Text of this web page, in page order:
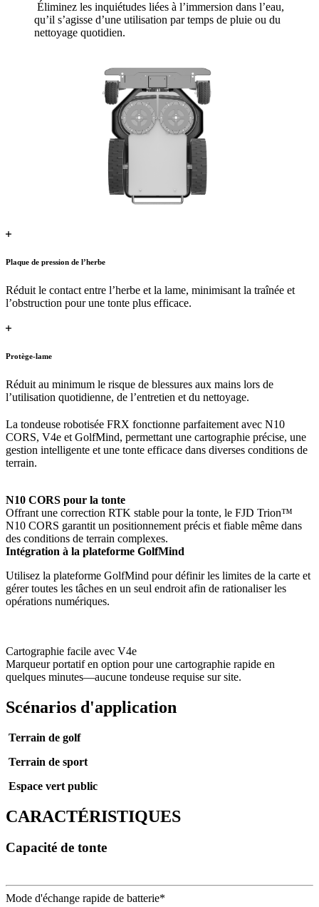
Éliminez les inquiétudes liées à l’immersion dans l’eau,
qu’il s’agisse d’une utilisation par temps de pluie ou du
nettoyage quotidien.
Plaque de pression de l’herbe
Réduit le contact entre l’herbe et la lame, minimisant la traînée et
l’obstruction pour une tonte plus efficace.
Protège-lame
Réduit au minimum le risque de blessures aux mains lors de
l’utilisation quotidienne, de l’entretien et du nettoyage.
La tondeuse robotisée FRX fonctionne parfaitement avec N10
CORS, V4e et GolfMind, permettant une cartographie précise, une
gestion intelligente et une tonte efficace dans diverses conditions de
terrain.
N10 CORS pour la tonte
Offrant une correction RTK stable pour la tonte, le FJD Trion™
N10 CORS garantit un positionnement précis et fiable même dans
des conditions de terrain complexes.
Intégration à la plateforme GolfMind
Utilisez la plateforme GolfMind pour définir les limites de la carte et
gérer toutes les tâches en un seul endroit afin de rationaliser les
opérations numériques.
Cartographie facile avec V4e
Marqueur portatif en option pour une cartographie rapide en
quelques minutes—aucune tondeuse requise sur site.
Scénarios d'application
Terrain de golf
Terrain de sport
Espace vert public
CARACTÉRISTIQUES
Capacité de tonte
Mode d'échange rapide de batterie*